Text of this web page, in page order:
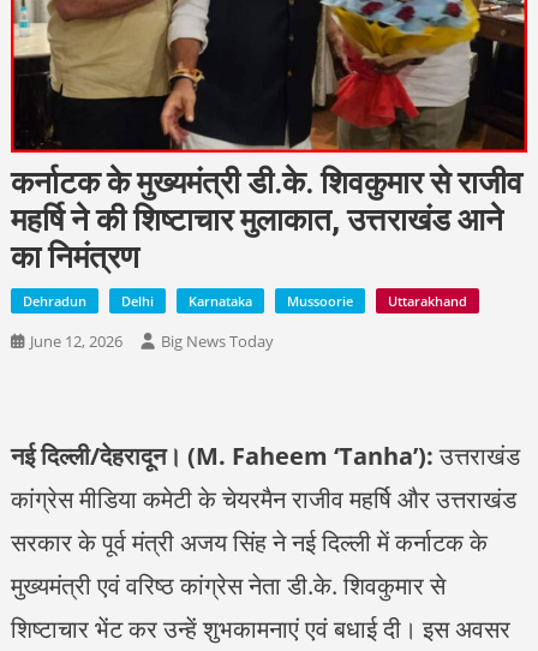
कर्नाटक के मुख्यमंत्री डी.के. शिवकुमार से राजीव
महर्षि ने की शिष्टाचार मुलाकात, उत्तराखंड आने
का निमंत्रण
Dehradun Delhi Karnataka Mussoorie Uttarakhand
June 12, 2026 Big News Today
नई दिल्ली/देहरादून। (M. Faheem ‘Tanha’):उत्तराखंड
कांग्रेस मीडिया कमेटी के चेयरमैन राजीव महर्षि और उत्तराखंड
सरकार के पूर्व मंत्री अजय सिंह ने नई दिल्ली में कर्नाटक के
मुख्यमंत्री एवं वरिष्ठ कांग्रेस नेता डी.के. शिवकुमार से
शिष्टाचार भेंट कर उन्हें शुभकामनाएं एवं बधाई दी। इस अवसर